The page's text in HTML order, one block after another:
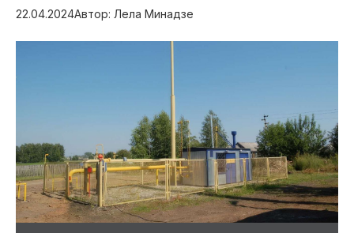
Благоустройство
22.04.2024Автор: Лела Минадзе